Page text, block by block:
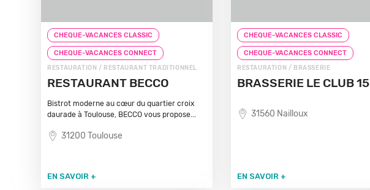
CHEQUE-VACANCES CLASSIC
CHEQUE-VACANCES CONNECT
RESTAURATION / RESTAURANT TRADITIONNEL
RESTAURANT BECCO
Bistrot moderne au cœur du quartier croix
daurade à Toulouse, BECCO vous propose...
31200 Toulouse
EN SAVOIR +
CHEQUE-VACANCES CLASSIC
CHEQUE-VACANCES CONNECT
RESTAURATION / BRASSERIE
BRASSERIE LE CLUB 15
31560 Nailloux
EN SAVOIR +